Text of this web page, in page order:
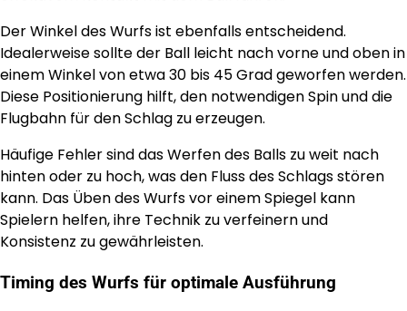
Der Winkel des Wurfs ist ebenfalls entscheidend.
Idealerweise sollte der Ball leicht nach vorne und oben in
einem Winkel von etwa 30 bis 45 Grad geworfen werden.
Diese Positionierung hilft, den notwendigen Spin und die
Flugbahn für den Schlag zu erzeugen.
Häufige Fehler sind das Werfen des Balls zu weit nach
hinten oder zu hoch, was den Fluss des Schlags stören
kann. Das Üben des Wurfs vor einem Spiegel kann
Spielern helfen, ihre Technik zu verfeinern und
Konsistenz zu gewährleisten.
Timing des Wurfs für optimale Ausführung